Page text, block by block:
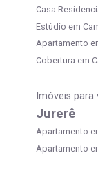
Casa
Estúdio em
Apartamento
Cobertura em
Imóveis para
Jurerê
Apartamento
Apartamento